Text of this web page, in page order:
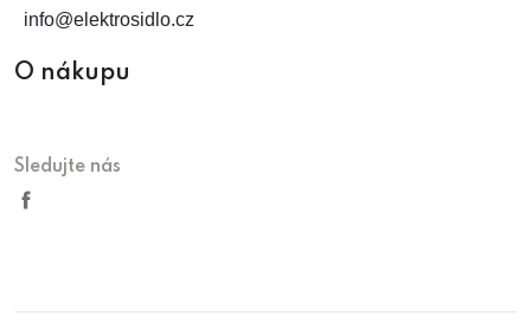
info@elektrosidlo.cz
O nákupu
Sledujte nás